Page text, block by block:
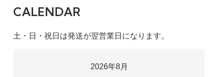
CALENDAR
土・日・祝日は発送が翌営業日になります。
2026年8月